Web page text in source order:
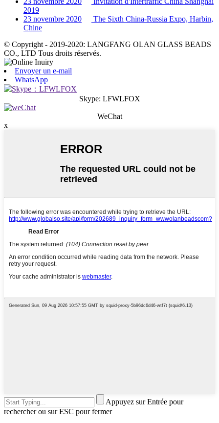
2019
23 novembre 2020
The Sixth China-Russia Expo, Harbin,
Chine
© Copyright - 2019-2020: LANGFANG OLAN GLASS BEADS
CO., LTD Tous droits réservés.
Envoyer un e-mail
WhatsApp
Skype: LFWLFOX
WeChat
x
Appuyez sur Entrée pour
rechercher ou sur ESC pour fermer